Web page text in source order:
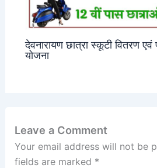
देवनारायण छात्रा स्कूटी वितरण एवं
योजना
Leave a Comment
Your email address will not be
fields are marked *